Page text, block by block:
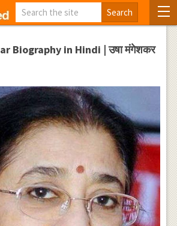
Biography in Hindi | उषा मंगेशकर